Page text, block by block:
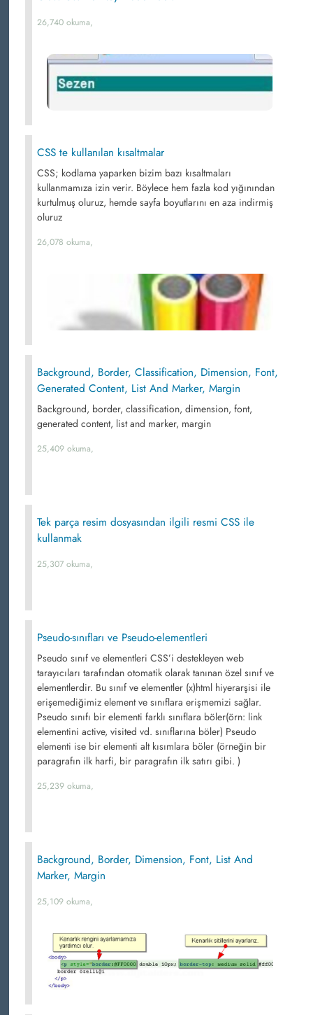
26,740 okuma,
CSS te kullanılan kısaltmalar
CSS; kodlama yaparken bizim bazı kısaltmaları
kullanmamıza izin verir. Böylece hem fazla kod yığınından
kurtulmuş oluruz, hemde sayfa boyutlarını en aza indirmiş
oluruz
26,078 okuma,
Background, Border, Classification, Dimension, Font,
Generated Content, List And Marker, Margin
Background, border, classification, dimension, font,
generated content, list and marker, margin
25,409 okuma,
Tek parça resim dosyasından ilgili resmi CSS ile
kullanmak
25,307 okuma,
Pseudo-sınıfları ve Pseudo-elementleri
Pseudo sınıf ve elementleri CSS’i destekleyen web
tarayıcıları tarafından otomatik olarak tanınan özel sınıf ve
elementlerdir. Bu sınıf ve elementler (x)html hiyerarşisi ile
erişemediğimiz element ve sınıflara erişmemizi sağlar.
Pseudo sınıfı bir elementi farklı sınıflara böler(örn: link
elementini active, visited vd. sınıflarına böler) Pseudo
elementi ise bir elementi alt kısımlara böler (örneğin bir
paragrafın ilk harfi, bir paragrafın ilk satırı gibi. )
25,239 okuma,
Background, Border, Dimension, Font, List And
Marker, Margin
25,109 okuma,